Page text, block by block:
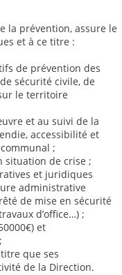
la prévention, assure le
et à ce titre :
de prévention des
sécurité civile, de
le territoire
et au suivi de la
accessibilité et
;
situation de crise ;
et juridiques
administrative
de mise en sécurité
d’office…) ;
et
que ses
de la Direction.